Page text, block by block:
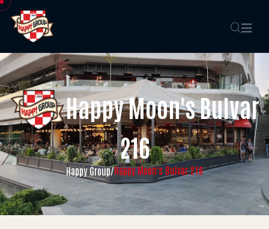
Happy Moon's Bulvar
216
Happy Group/Happy Moon's Bulvar 216